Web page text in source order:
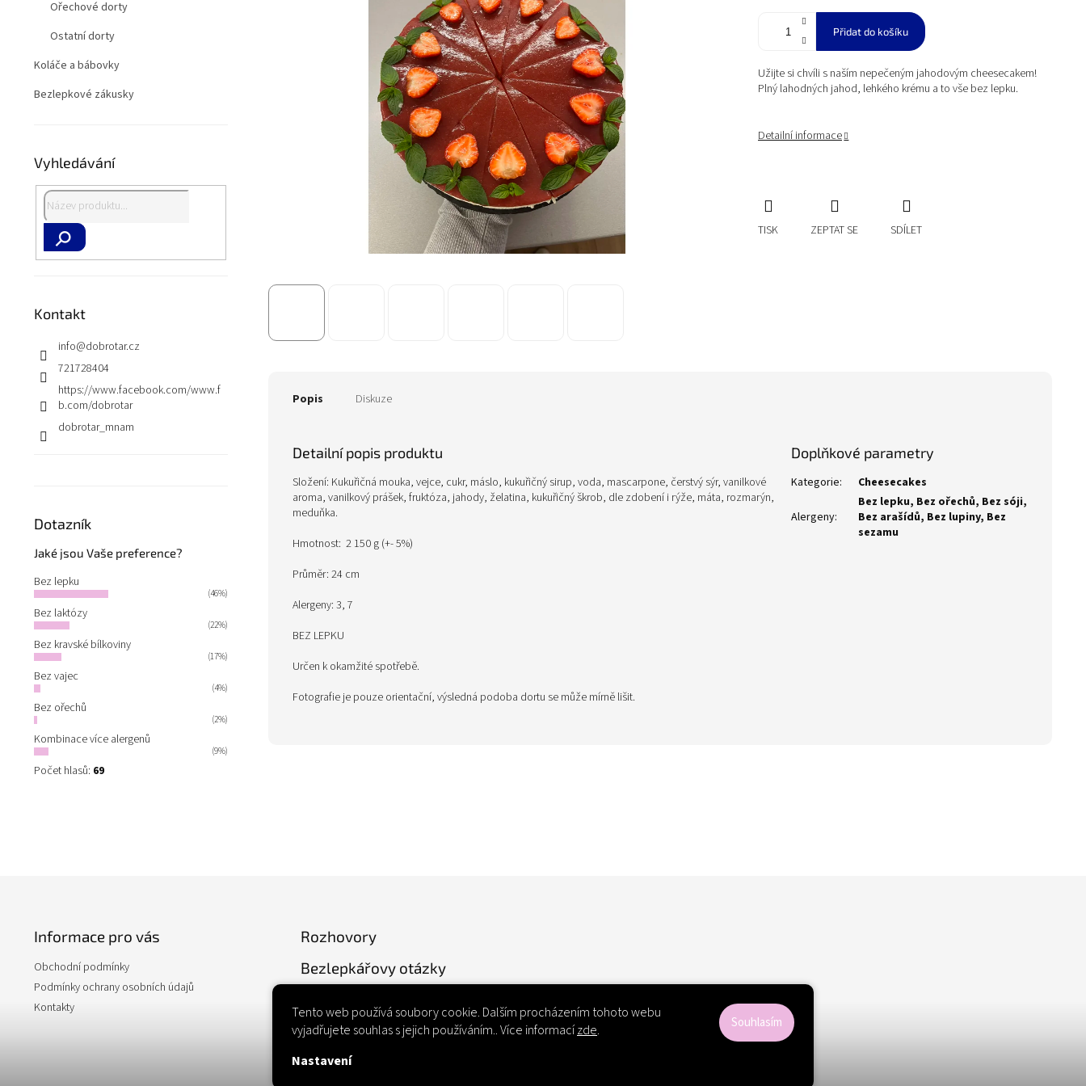
Tento web používá soubory cookie. Dalším procházením tohoto webu
vyjadřujete souhlas s jejich používáním.. Více informacízde.
Nastavení
Souhlasím
Ořechové dorty
Ostatní dorty
Koláče a bábovky
Bezlepkové zákusky
Vyhledávání
Hledat
Kontakt
info@dobrotar.cz
721728404
https://www.facebook.com/www.f
b.com/dobrotar
dobrotar_mnam
Dotazník
Jaké jsou Vaše preference?
Bez lepku
(46%)
Bez laktózy
(22%)
Bez kravské bílkoviny
(17%)
Bez vajec
(4%)
Bez ořechů
(2%)
Kombinace více alergenů
(9%)
Počet hlasů: 69
Přidat do košíku
Užijte si chvíli s naším nepečeným jahodovým cheesecakem!
Plný lahodných jahod, lehkého krému a to vše bez lepku.
Detailní informace
TISK ZEPTAT SE SDÍLET
Popis Diskuze
Detailní popis produktu
Složení: Kukuřičná mouka, vejce, cukr, máslo, kukuřičný sirup, voda, mascarpone, čerstvý sýr, vanilkové
aroma, vanilkový prášek, fruktóza, jahody, želatina, kukuřičný škrob, dle zdobení i rýže, máta, rozmarýn,
meduňka.
Hmotnost: 2 150 g (+- 5%)
Průměr: 24 cm
Alergeny: 3, 7
BEZ LEPKU
Určen k okamžité spotřebě.
Fotografie je pouze orientační, výsledná podoba dortu se může mírně lišit.
Doplňkové parametry
Kategorie: Cheesecakes
Alergeny:
Bez lepku, Bez ořechů, Bez sóji,
Bez arašídů, Bez lupiny, Bez
sezamu
Informace pro vás
Obchodní podmínky
Podmínky ochrany osobních údajů
Kontakty
Rozhovory
Bezlepkářovy otázky